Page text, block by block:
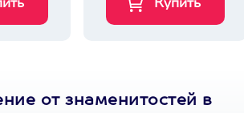
от знаменитостей в